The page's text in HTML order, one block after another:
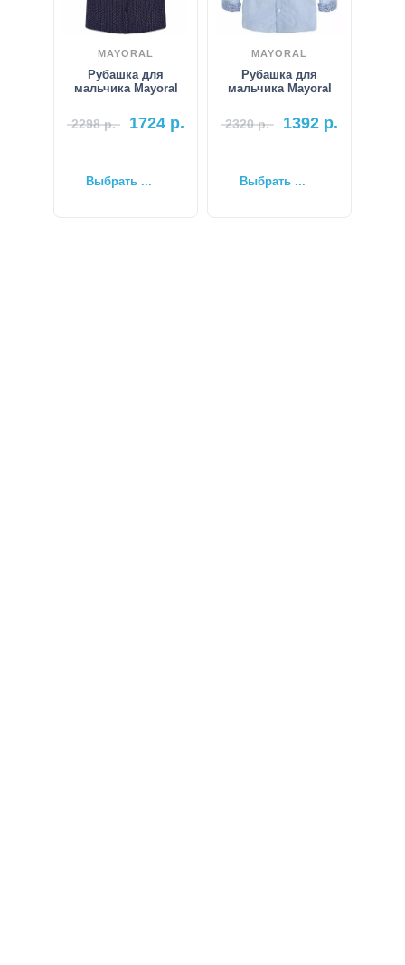
MAYORAL
Рубашка для
мальчика Mayoral
2298р. 1724 р.
Выбрать ...
MAYORAL
Рубашка для
мальчика Mayoral
2320р. 1392 р.
Выбрать ...